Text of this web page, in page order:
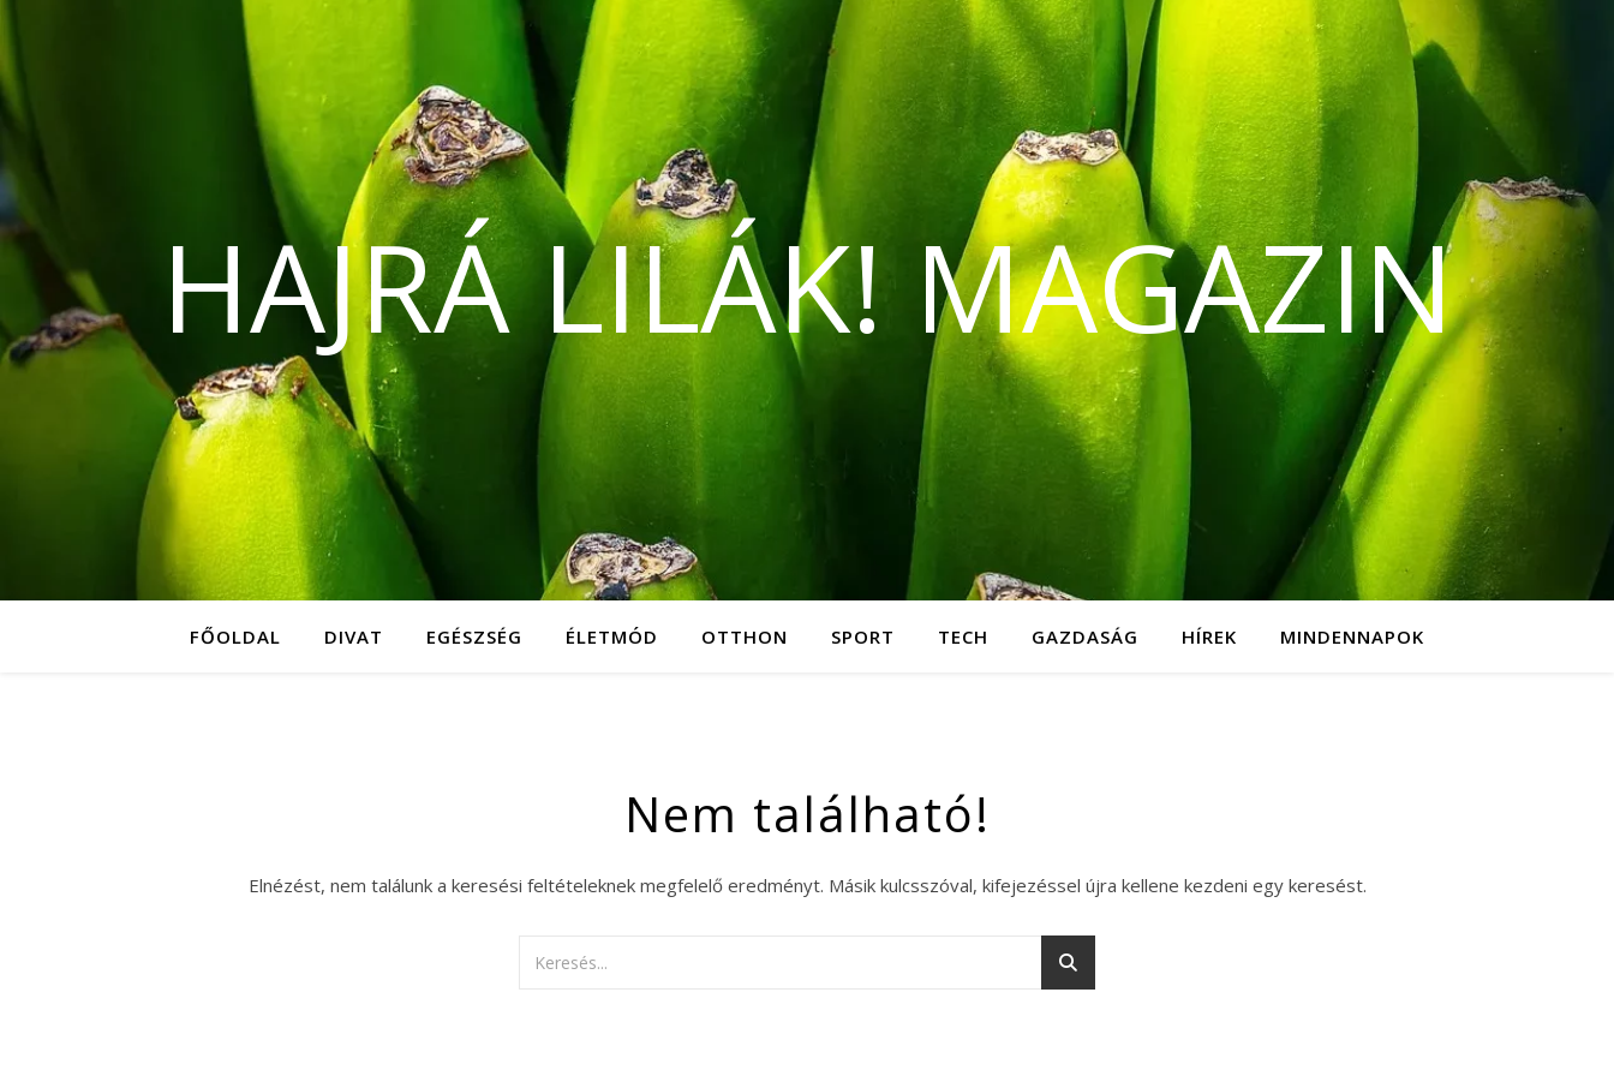
HAJRÁ LILÁK! MAGAZIN
FŐOLDAL DIVAT EGÉSZSÉG ÉLETMÓD OTTHON SPORT TECH GAZDASÁG HÍREK MINDENNAPOK
Nem található!
Elnézést, nem találunk a keresési feltételeknek megfelelő eredményt. Másik kulcsszóval, kifejezéssel újra kellene kezdeni egy keresést.